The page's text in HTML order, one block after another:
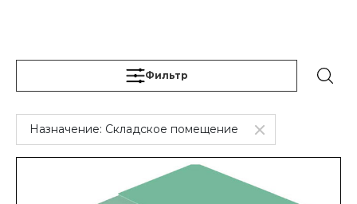
Фильтр
Назначение: Складское помещение